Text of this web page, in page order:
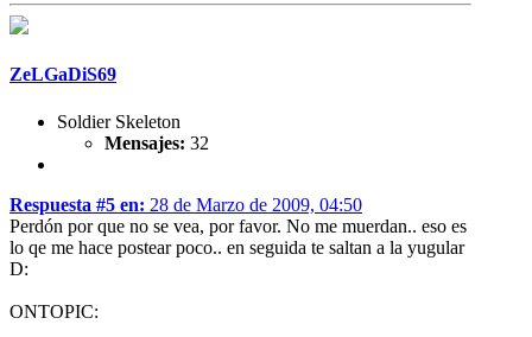
ZeLGaDiS69
Soldier Skeleton
Mensajes: 32
Respuesta #5 en: 28 de Marzo de 2009, 04:50
Perdón por que no se vea, por favor. No me muerdan.. eso es
lo qe me hace postear poco.. en seguida te saltan a la yugular
D:
ONTOPIC: